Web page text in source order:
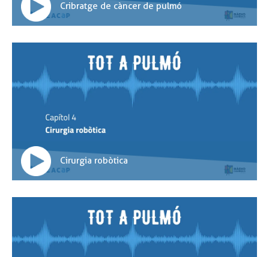
Cribratge de càncer de pulmó
Cirurgia robòtica